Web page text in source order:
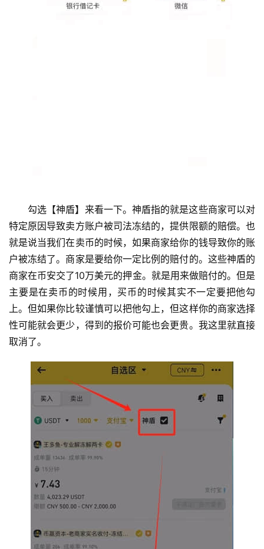
勾选【神盾】来看一下。神盾指的就是这些商家可以对
特定原因导致卖方账户被司法冻结的，提供限额的赔偿。也
就是说当我们在卖币的时候，如果商家给你的钱导致你的账
户被冻结了。商家是要给你一定比例的赔付的。这些神盾的
商家在币安交了10万美元的押金。就是用来做赔付的。但是
主要是在卖币的时候用，买币的时候其实不一定要把他勾
上。但如果你比较谨慎可以把他勾上，但这样你的商家选择
性可能就会更少，得到的报价可能也会更贵。我这里就直接
取消了。